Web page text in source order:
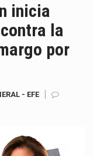
inicia
la
por
- EFE